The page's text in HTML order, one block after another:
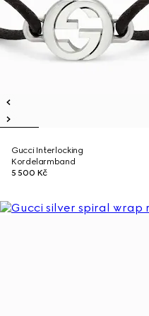
Gucci Interlocking
Kordelarmband
5 500 Kč